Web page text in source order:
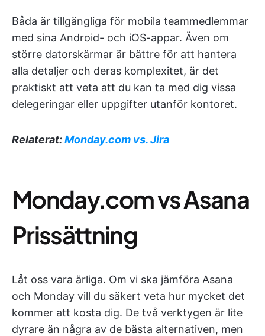
Båda är tillgängliga för mobila teammedlemmar
med sina Android- och iOS-appar. Även om
större datorskärmar är bättre för att hantera
alla detaljer och deras komplexitet, är det
praktiskt att veta att du kan ta med dig vissa
delegeringar eller uppgifter utanför kontoret.
Relaterat:Monday.com vs. Jira
Monday.com vs Asana
Prissättning
Låt oss vara ärliga. Om vi ska jämföra Asana
och Monday vill du säkert veta hur mycket det
kommer att kosta dig. De två verktygen är lite
dyrare än några av de bästa alternativen, men